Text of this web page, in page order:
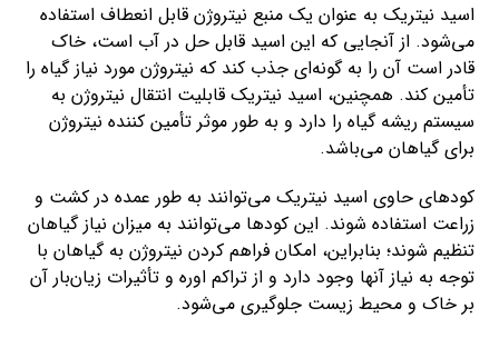
اسید نیتریک به عنوان یک منبع نیتروژن قابل انعطاف استفاده
می‌شود. از آنجایی که این اسید قابل حل در آب است، خاک
قادر است آن را به گونه‌ای جذب کند که نیتروژن مورد نیاز گیاه را
تأمین کند. همچنین، اسید نیتریک قابلیت انتقال نیتروژن به
سیستم ریشه گیاه را دارد و به طور موثر تأمین کننده نیتروژن
برای گیاهان می‌باشد.
کودهای حاوی اسید نیتریک می‌توانند به طور عمده در کشت و
زراعت استفاده شوند. این کودها می‌توانند به میزان نیاز گیاهان
تنظیم شوند؛ بنابراین، امکان فراهم کردن نیتروژن به گیاهان با
توجه به نیاز آنها وجود دارد و از تراکم اوره و تأثیرات زیان‌بار آن
بر خاک و محیط زیست جلوگیری می‌شود.